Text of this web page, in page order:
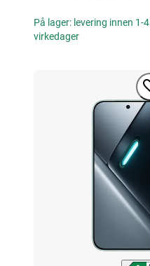
På lager: levering innen 1-4
virkedager